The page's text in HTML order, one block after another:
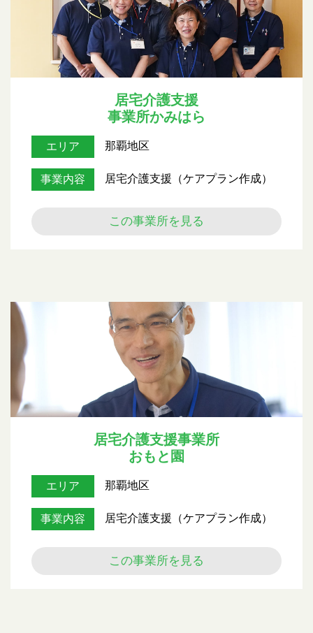
居宅介護支援
事業所かみはら
エリア 那覇地区
事業内容 居宅介護支援（ケアプラン作成）
この事業所を見る
居宅介護支援事業所
おもと園
エリア 那覇地区
事業内容 居宅介護支援（ケアプラン作成）
この事業所を見る